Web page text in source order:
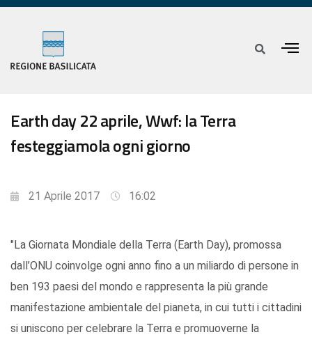
Earth day 22 aprile, Wwf: la Terra
festeggiamola ogni giorno
21 Aprile 2017 16:02
"La Giornata Mondiale della Terra (Earth Day), promossa
dall’ONU coinvolge ogni anno fino a un miliardo di persone in
ben 193 paesi del mondo e rappresenta la più grande
manifestazione ambientale del pianeta, in cui tutti i cittadini
si uniscono per celebrare la Terra e promuoverne la